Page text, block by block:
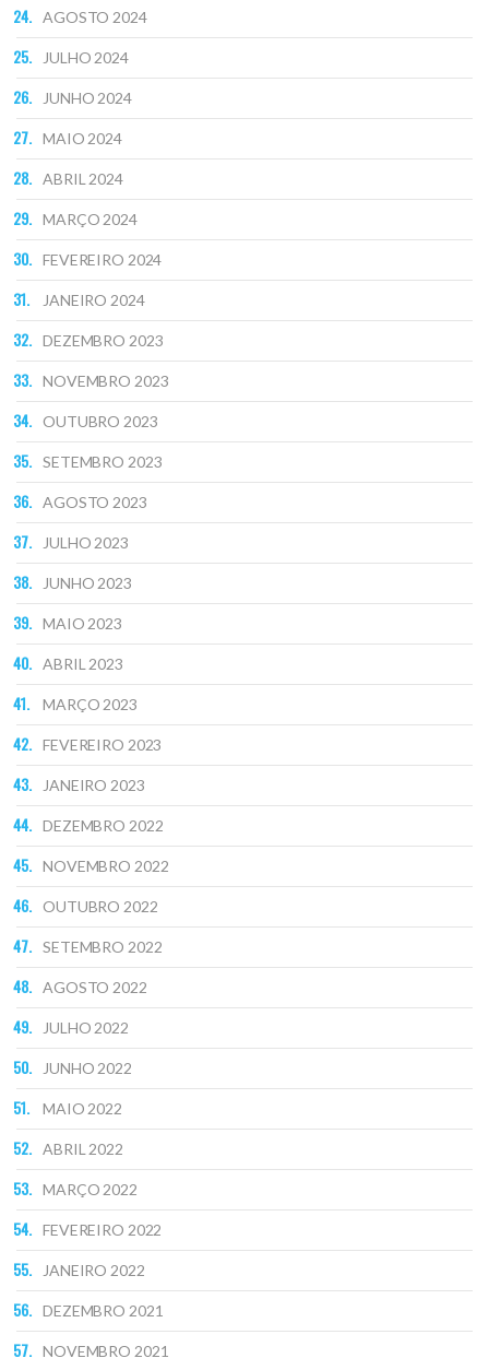
AGOSTO 2024
JULHO 2024
JUNHO 2024
MAIO 2024
ABRIL 2024
MARÇO 2024
FEVEREIRO 2024
JANEIRO 2024
DEZEMBRO 2023
NOVEMBRO 2023
OUTUBRO 2023
SETEMBRO 2023
AGOSTO 2023
JULHO 2023
JUNHO 2023
MAIO 2023
ABRIL 2023
MARÇO 2023
FEVEREIRO 2023
JANEIRO 2023
DEZEMBRO 2022
NOVEMBRO 2022
OUTUBRO 2022
SETEMBRO 2022
AGOSTO 2022
JULHO 2022
JUNHO 2022
MAIO 2022
ABRIL 2022
MARÇO 2022
FEVEREIRO 2022
JANEIRO 2022
DEZEMBRO 2021
NOVEMBRO 2021